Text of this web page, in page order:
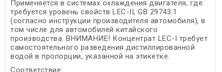
Применяется в системах охлаждения двигателя, где
требуется уровень свойств LEC-II, GB 29743.1
(согласно инструкции производителя автомобиля), в
том числе для автомобилей китайского
производства. ВНИМАНИЕ! Концентрат LEC-I требует
самостоятельного разведения дистиллированной
водой в пропорции, указанной на этикетке.
Соответствие: